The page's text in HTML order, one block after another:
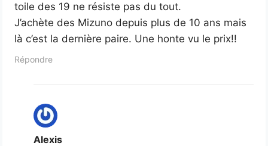
toile des 19 ne résiste pas du tout.
J’achète des Mizuno depuis plus de 10 ans mais
là c’est la dernière paire. Une honte vu le prix!!
Répondre
Alexis